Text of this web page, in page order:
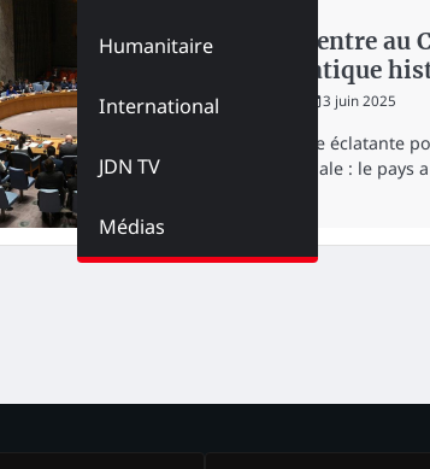
Humanitaire
International
JDN TV
Médias
La RDC entre
diplomatique
3 juin 2025
Une victoire éclatante
internationale : le pays